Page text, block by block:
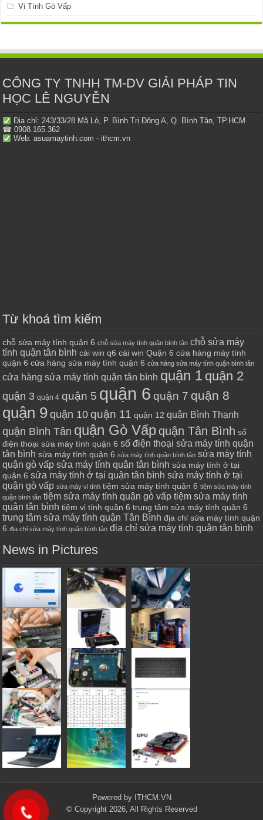
Vi Tính Gò Vấp
CÔNG TY TNHH TM-DV GIẢI PHÁP TIN
HỌC LÊ NGUYỄN
Địa chỉ: 243/33/28 Mã Lò, P. Bình Trị Đông A, Q. Bình Tân, TP.HCM
☎ 0908.165.362
Web: asuamaytinh.com - ithcm.vn
Từ khoá tìm kiếm
chỗ sửa máy tính quận 6 chỗ sửa máy tính quận bình tân chỗ sửa máy
tính quận tân bình cài win q6 cài win Quận 6 cửa hàng máy tính
quận 6 cửa hàng sửa máy tính quận 6 cửa hàng sửa máy tính quận bình tân
cửa hàng sửa máy tính quận tân bình quận 1 quận 2
quận 3 quận 4 quận 5 quận 6 quận 7 quận 8
quận 9 quận 10 quận 11 quận 12 quận Bình Thạnh
quận Bình Tân quận Gò Vấp quận Tân Bình số
điện thoại sửa máy tính quận 6 số điện thoại sửa máy tính quận
tân bình sửa máy tính quận 6 sửa máy tính quận bình tân sửa máy tính
quận gò vấp sửa máy tính quận tân bình sửa máy tính ở tại
quận 6 sửa máy tính ở tại quận tân bình sửa máy tính ở tại
quận gò vấp sửa máy vi tính tiệm sửa máy tính quận 6 tiệm sửa máy tính
quận bình tân tiệm sửa máy tính quận gò vấp tiệm sửa máy tính
quận tân bình tiệm vi tính quận 6 trung tâm sửa máy tính quận 6
trung tâm sửa máy tính quận Tân Bình địa chỉ sửa máy tính quận
6 địa chỉ sửa máy tính quận bình tân địa chỉ sửa máy tính quận tân bình
News in Pictures
Powered by ITHCM.VN
© Copyright 2026, All Rights Reserved